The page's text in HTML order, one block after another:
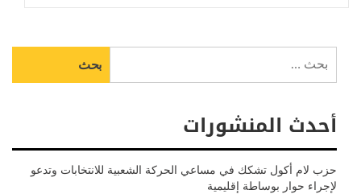
عن:
أحدث المنشورات
حزب لام أكول تشكك في مساعي الحركة الشعبية للانتخابات وتدعو
لإجراء حوار بوساطة إقليمية